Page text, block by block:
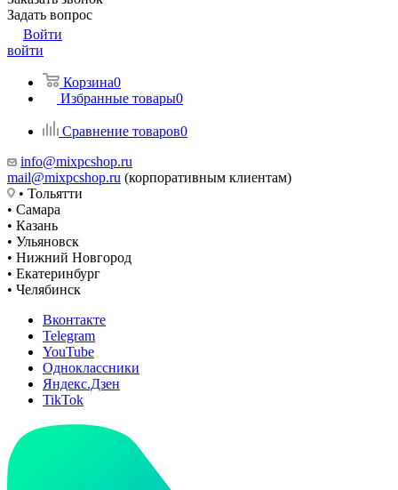
Задать вопрос
Войти
войти
Корзина0
Избранные товары0
Сравнение товаров0
info@mixpcshop.ru
mail@mixpcshop.ru (корпоративным клиентам)
• Тольятти
• Самара
• Казань
• Ульяновск
• Нижний Новгород
• Екатеринбург
• Челябинск
Вконтакте
Telegram
YouTube
Одноклассники
Яндекс.Дзен
TikTok